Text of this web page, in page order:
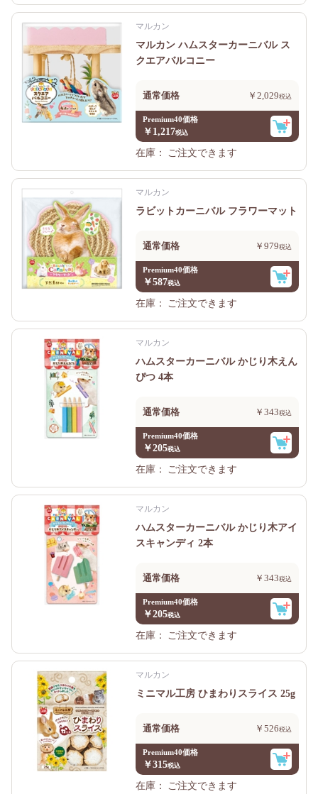
マルカン
マルカン ハムスターカーニバル ス
クエアバルコニー
通常価格 ￥2,029
Premium40価格
￥1,217
在庫：
ご注文できます
マルカン
ラビットカーニバル フラワーマット
通常価格 ￥979
Premium40価格
￥587
在庫：
ご注文できます
マルカン
ハムスターカーニバル かじり木えん
ぴつ 4本
通常価格 ￥343
Premium40価格
￥205
在庫：
ご注文できます
マルカン
ハムスターカーニバル かじり木アイ
スキャンディ 2本
通常価格 ￥343
Premium40価格
￥205
在庫：
ご注文できます
マルカン
ミニマル工房 ひまわりスライス 25g
通常価格 ￥526
Premium40価格
￥315
在庫：
ご注文できます